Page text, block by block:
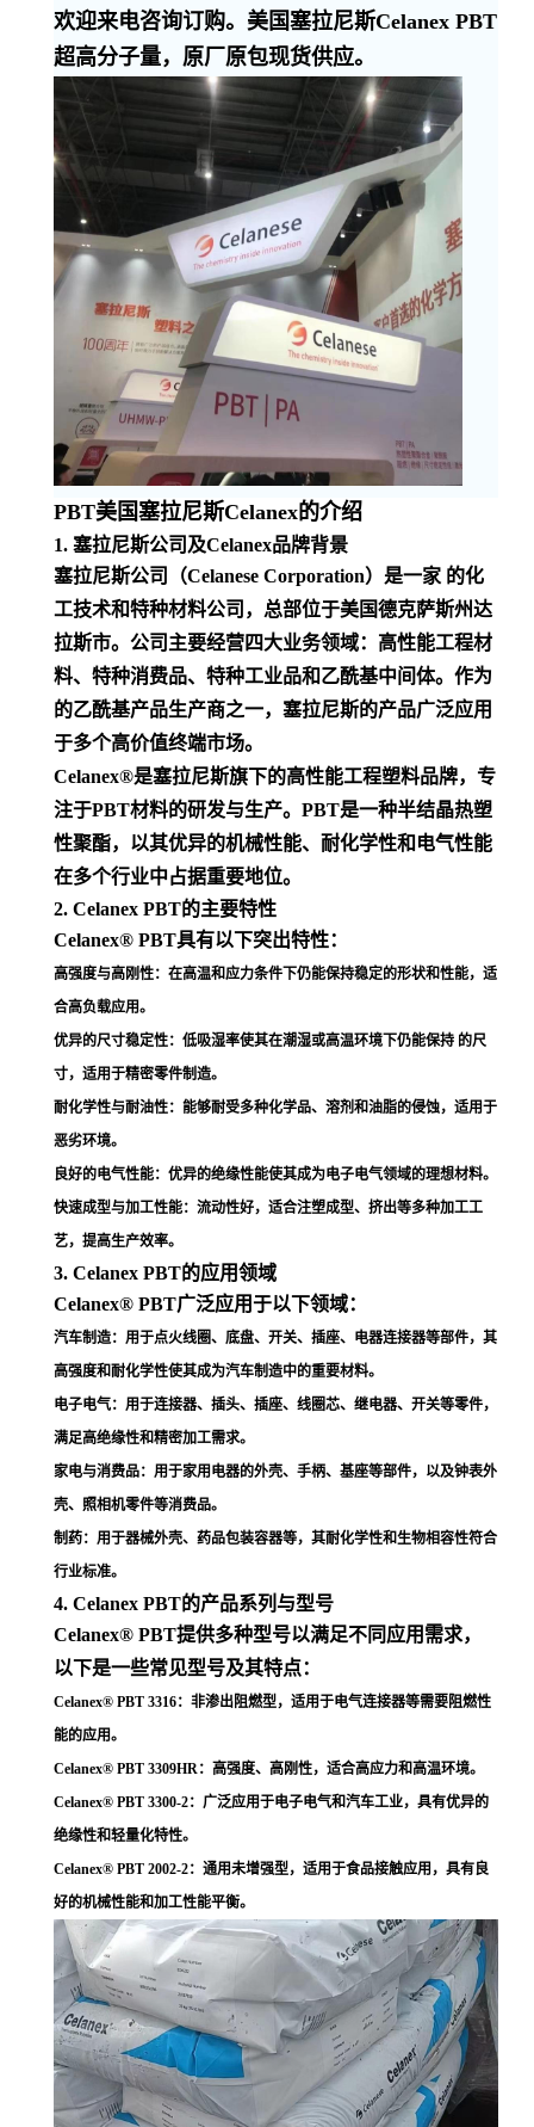
欢迎来电咨询订购。美国塞拉尼斯Celanex PBT
超高分子量，原厂原包现货供应。
PBT美国塞拉尼斯Celanex的介绍
1. 塞拉尼斯公司及Celanex品牌背景
塞拉尼斯公司（Celanese Corporation）是一家 的化
工技术和特种材料公司，总部位于美国德克萨斯州达
拉斯市。公司主要经营四大业务领域：高性能工程材
料、特种消费品、特种工业品和乙酰基中间体。作为
的乙酰基产品生产商之一，塞拉尼斯的产品广泛应用
于多个高价值终端市场。
Celanex®是塞拉尼斯旗下的高性能工程塑料品牌，专
注于PBT材料的研发与生产。PBT是一种半结晶热塑
性聚酯，以其优异的机械性能、耐化学性和电气性能
在多个行业中占据重要地位。
2. Celanex PBT的主要特性
Celanex® PBT具有以下突出特性：
高强度与高刚性：在高温和应力条件下仍能保持稳定的形状和性能，适
合高负载应用。
优异的尺寸稳定性：低吸湿率使其在潮湿或高温环境下仍能保持 的尺
寸，适用于精密零件制造。
耐化学性与耐油性：能够耐受多种化学品、溶剂和油脂的侵蚀，适用于
恶劣环境。
良好的电气性能：优异的绝缘性能使其成为电子电气领域的理想材料。
快速成型与加工性能：流动性好，适合注塑成型、挤出等多种加工工
艺，提高生产效率。
3. Celanex PBT的应用领域
Celanex® PBT广泛应用于以下领域：
汽车制造：用于点火线圈、底盘、开关、插座、电器连接器等部件，其
高强度和耐化学性使其成为汽车制造中的重要材料。
电子电气：用于连接器、插头、插座、线圈芯、继电器、开关等零件，
满足高绝缘性和精密加工需求。
家电与消费品：用于家用电器的外壳、手柄、基座等部件，以及钟表外
壳、照相机零件等消费品。
制药：用于器械外壳、药品包装容器等，其耐化学性和生物相容性符合
行业标准。
4. Celanex PBT的产品系列与型号
Celanex® PBT提供多种型号以满足不同应用需求，
以下是一些常见型号及其特点：
Celanex® PBT 3316：非渗出阻燃型，适用于电气连接器等需要阻燃性
能的应用。
Celanex® PBT 3309HR：高强度、高刚性，适合高应力和高温环境。
Celanex® PBT 3300-2：广泛应用于电子电气和汽车工业，具有优异的
绝缘性和轻量化特性。
Celanex® PBT 2002-2：通用未增强型，适用于食品接触应用，具有良
好的机械性能和加工性能平衡。